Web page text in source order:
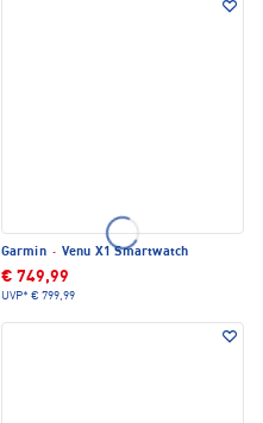
Garmin · Venu X1 Smartwatch
€ 749,99
UVP* € 799,99